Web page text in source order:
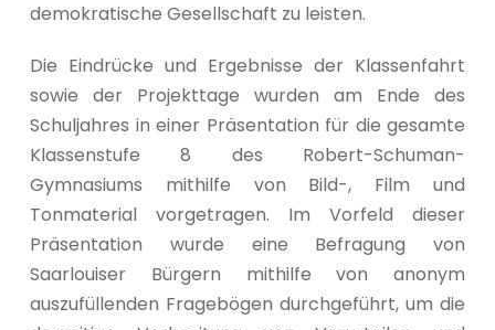
demokratische Gesellschaft zu leisten.
Die Eindrücke und Ergebnisse der Klassenfahrt
sowie der Projekttage wurden am Ende des
Schuljahres in einer Präsentation für die gesamte
Klassenstufe 8 des Robert-Schuman-
Gymnasiums mithilfe von Bild-, Film und
Tonmaterial vorgetragen. Im Vorfeld dieser
Präsentation wurde eine Befragung von
Saarlouiser Bürgern mithilfe von anonym
auszufüllenden Fragebögen durchgeführt, um die